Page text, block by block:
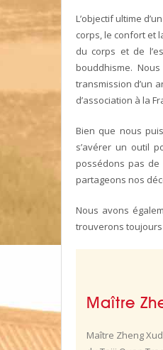
L’objectif ultime
corps, le confort et
du corps et de
bouddhisme.
transmission d’un
d’association à la
Bien que nous
s’avérer un outil
possédons pas de
partageons nos
Nous avons
trouverons
Maître
Maître Zheng Xudong Sommaire Biographie